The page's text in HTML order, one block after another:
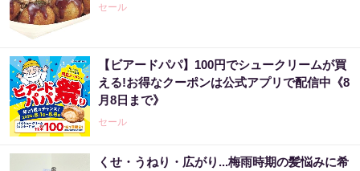
セール
【ビアードパパ】100円でシュークリームが買
える!お得なクーポンは公式アプリで配信中《8
月8日まで》
セール
くせ・うねり・広がり...梅雨時期の髪悩みに希